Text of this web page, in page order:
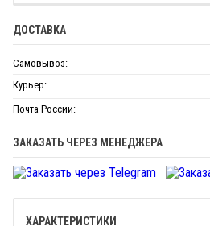
ДОСТАВКА
Самовывоз:
Курьер:
Почта России:
ЗАКАЗАТЬ ЧЕРЕЗ МЕНЕДЖЕРА
ХАРАКТЕРИСТИКИ